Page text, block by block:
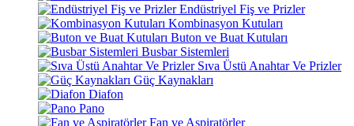
Endüstriyel Fiş ve Prizler
Kombinasyon Kutuları
Buton ve Buat Kutuları
Busbar Sistemleri
Sıva Üstü Anahtar Ve Prizler
Güç Kaynakları
Diafon
Pano
Fan ve Aspiratörler